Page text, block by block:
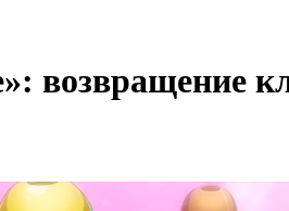
возвращение